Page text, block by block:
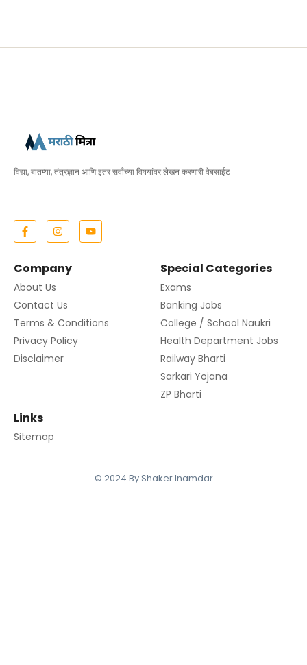
विद्या, बातम्या, तंत्रज्ञान आणि इतर सर्वांच्या विषयांवर लेखन करणारी वेबसाईट
Company
About Us
Contact Us
Terms & Conditions
Privacy Policy
Disclaimer
Special Categories
Exams
Banking Jobs
College / School Naukri
Health Department Jobs
Railway Bharti
Sarkari Yojana
ZP Bharti
Links
Sitemap
© 2024 By Shaker Inamdar